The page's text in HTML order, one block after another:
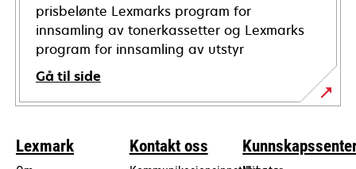
prisbelønte Lexmarks program for
innsamling av tonerkassetter og Lexmarks
program for innsamling av utstyr
Gå til side
Lexmark Kontakt oss